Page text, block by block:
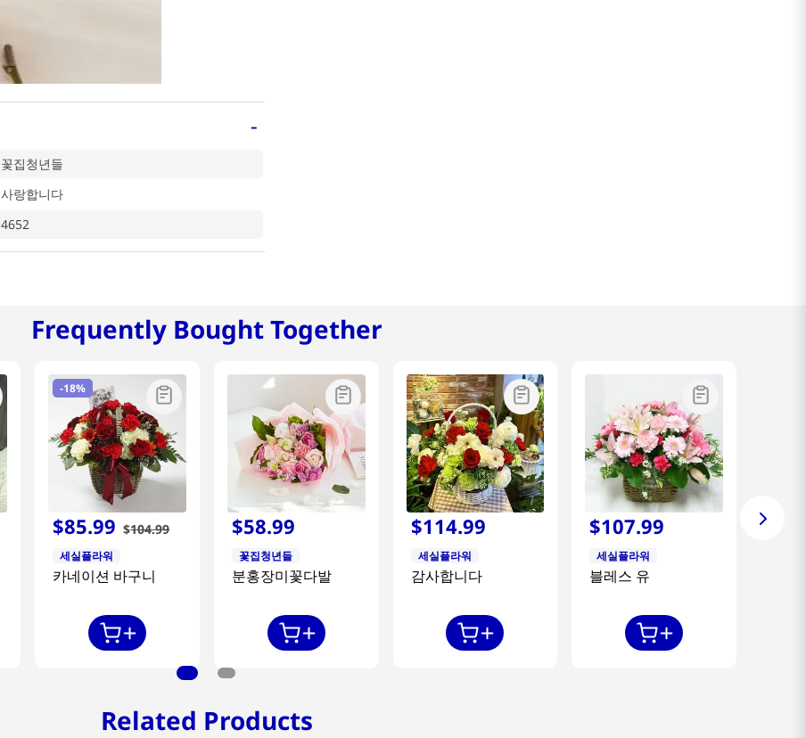
-
꽃집청년들
사랑합니다
4652
Frequently Bought Together
-18%
$85.99 $104.99
세실플라워
카네이션 바구니
$58.99
꽃집청년들
분홍장미꽃다발
$114.99
세실플라워
감사합니다
$107.99
세실플라워
블레스 유
Related Products